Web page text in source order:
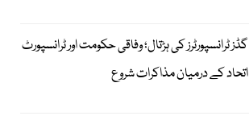
گڈز ٹرانسپورٹرز کی ہڑتال؛ وفاقی حکومت اور ٹرانسپورٹ
اتحاد کے درمیان مذاکرات شروع